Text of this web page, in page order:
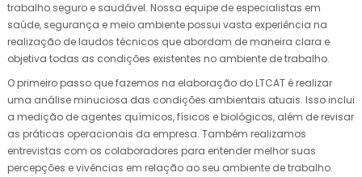
trabalho seguro e saudável. Nossa equipe de especialistas em
saúde, segurança e meio ambiente possui vasta experiência na
realização de laudos técnicos que abordam de maneira clara e
objetiva todas as condições existentes no ambiente de trabalho.
O primeiro passo que fazemos na elaboração do LTCAT é realizar
uma análise minuciosa das condições ambientais atuais. Isso inclui
a medição de agentes químicos, físicos e biológicos, além de revisar
as práticas operacionais da empresa. Também realizamos
entrevistas com os colaboradores para entender melhor suas
percepções e vivências em relação ao seu ambiente de trabalho.